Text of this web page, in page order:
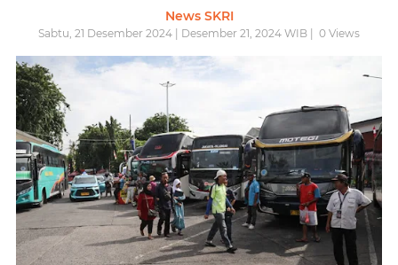
News SKRI
Sabtu, 21 Desember 2024 | Desember 21, 2024 WIB | 0 Views